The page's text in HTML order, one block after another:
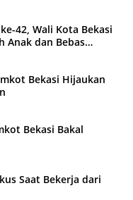
42, Wali Kota Bekasi
Anak dan Bebas
Bekasi Hijaukan
Bekasi Bakal
Saat Bekerja dari